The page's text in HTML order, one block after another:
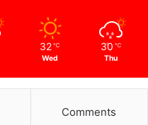
32 ℃
Wed
30 ℃
Thu
Comments